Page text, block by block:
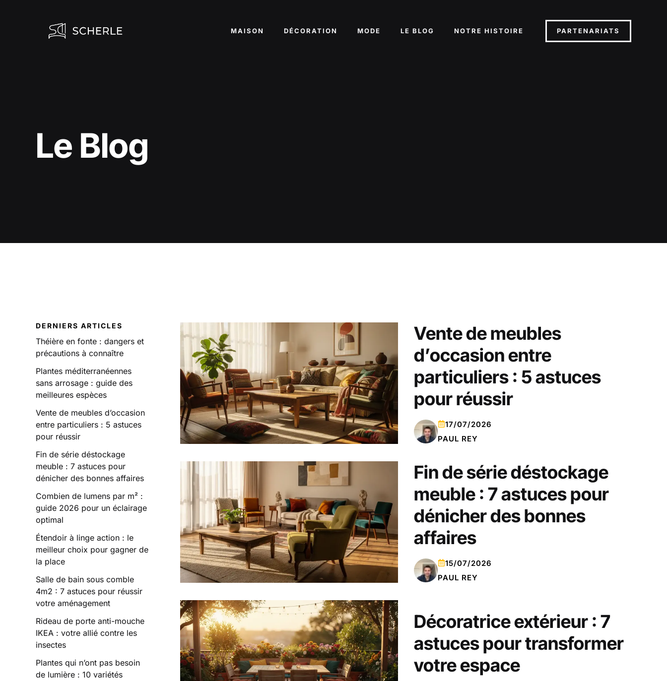
MAISON DÉCORATION MODE LE BLOG NOTRE HISTOIRE PARTENARIATS
Le Blog
DERNIERS ARTICLES
Théière en fonte : dangers et
précautions à connaître
Plantes méditerranéennes
sans arrosage : guide des
meilleures espèces
Vente de meubles d’occasion
entre particuliers : 5 astuces
pour réussir
Fin de série déstockage
meuble : 7 astuces pour
dénicher des bonnes affaires
Combien de lumens par m² :
guide 2026 pour un éclairage
optimal
Étendoir à linge action : le
meilleur choix pour gagner de
la place
Salle de bain sous comble
4m2 : 7 astuces pour réussir
votre aménagement
Rideau de porte anti-mouche
IKEA : votre allié contre les
insectes
Plantes qui n’ont pas besoin
de lumière : 10 variétés
Vente de meubles
d’occasion entre
particuliers : 5 astuces
pour réussir
17/07/2026
PAUL REY
Fin de série déstockage
meuble : 7 astuces pour
dénicher des bonnes
affaires
15/07/2026
PAUL REY
Décoratrice extérieur : 7
astuces pour transformer
votre espace